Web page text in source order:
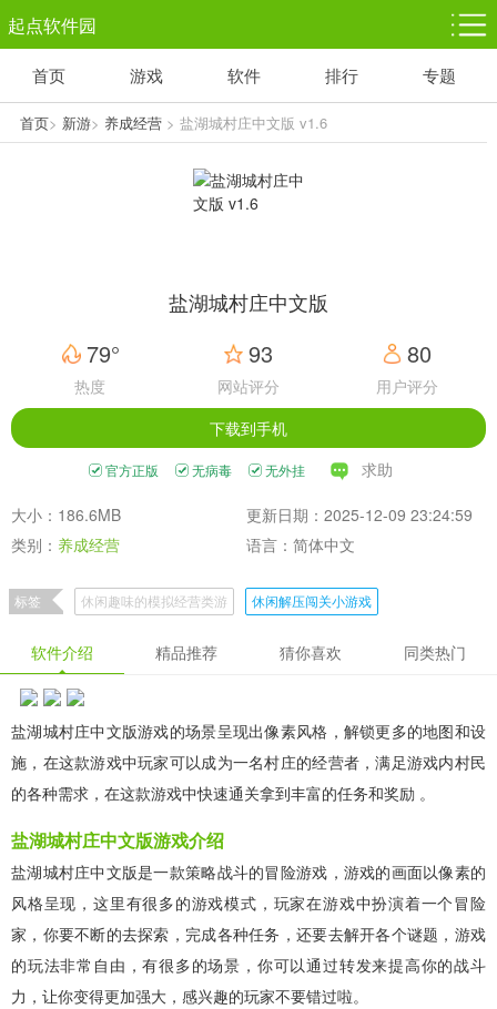
起点软件园
塔防游戏
1千+款游戏
休闲益智
1万+款游戏
体育竞技
5百+款游戏
赛车竞速
3百+款游戏
首页 游戏 软件 排行 专题
首页> 新游> 养成经营> 盐湖城村庄中文版 v1.6
盐湖城村庄中文版
79°
热度
93
网站评分
80
用户评分
下载到手机
官方正版 无病毒 无外挂 求助
大小：186.6MB
更新日期：2025-12-09 23:24:59
类别： 养成经营 语言：简体中文
标签 休闲趣味的模拟经营类游
休闲解压闯关小游戏
软件介绍 精品推荐 猜你喜欢 同类热门
盐湖城村庄中文版游戏的场景呈现出像素风格，解锁更多的地图和设
施，在这款游戏中玩家可以成为一名村庄的经营者，满足游戏内村民
的各种需求，在这款游戏中快速通关拿到丰富的任务和奖励 。
盐湖城村庄中文版游戏介绍
盐湖城村庄中文版是一款策略战斗的冒险游戏，游戏的画面以像素的
风格呈现，这里有很多的游戏模式，玩家在游戏中扮演着一个冒险
家，你要不断的去探索，完成各种任务，还要去解开各个谜题，游戏
的玩法非常自由，有很多的场景，你可以通过转发来提高你的战斗
力，让你变得更加强大，感兴趣的玩家不要错过啦。